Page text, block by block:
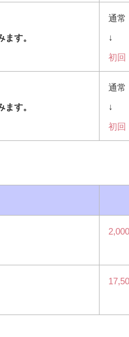
す。
通常
↓
初回
す。
通常
↓
初回